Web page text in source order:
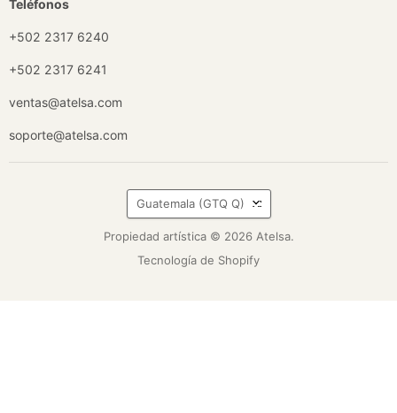
Teléfonos
+502 2317 6240
+502 2317 6241
ventas@atelsa.com
soporte@atelsa.com
País
Guatemala (GTQ Q)
Propiedad artística © 2026 Atelsa.
Tecnología de Shopify